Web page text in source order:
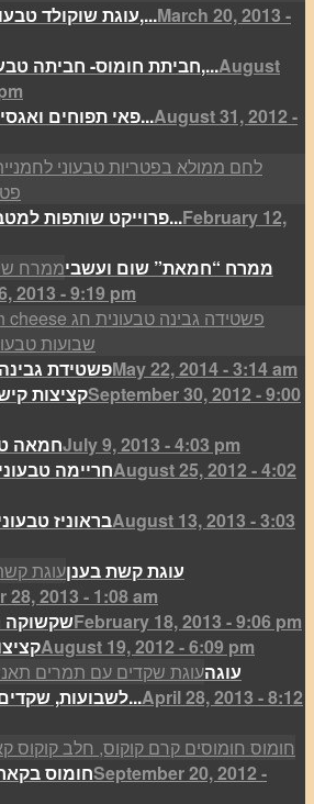
עוגת שוקולד טבעונית עם בירה ויין,...March 20, 2013 -
חביתת חומוס- חביתה טבעונית עם פטריות,...August
פאי תפוחים ואגסים מתוק וקינמוני...August 31, 2012 -
פרוייקט שותפות למטבח מציג: מתכוני...February 12,
ממרח “חמאת” שום ועשבי
2013 - 9:19 pm
פשטידתMay 22, 2014 - 3:14 am
קציצותSeptember 30, 2012 - 9:00
חמאהJuly 9, 2013 - 4:03 pm
חריימה טבעוניAugust 25, 2012 - 4:02
בראוניזAugust 13, 2013 - 3:03
עוגת קשת בענן
28, 2013 - 1:08 am
שקשוקהFebruary 18, 2013 - 9:06 pm
August 19, 2012 - 6:09 pm
עוגה
לשבועות, שקדים, תמרים, תאנים...April 28, 2013 - 8:12
חומוסSeptember 20, 2012 -